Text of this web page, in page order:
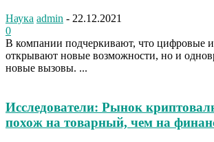
Наука admin - 22.12.2021
0
В компании подчеркивают, что цифровые
открывают новые возможности, но и
новые вызовы. ...
Исследователи: Рынок
похож на товарный, чем на